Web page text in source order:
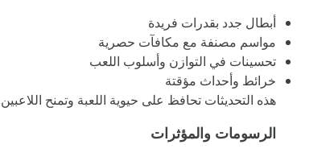
أبطال جدد بقدرات فريدة
مواسم مصنفة مع مكافآت حصرية
تحسينات في التوازن وأسلوب اللعب
خرائط وأحداث مؤقتة
هذه التحديثات تحافظ على حيوية اللعبة وتمنح
الرسومات والمؤثرات